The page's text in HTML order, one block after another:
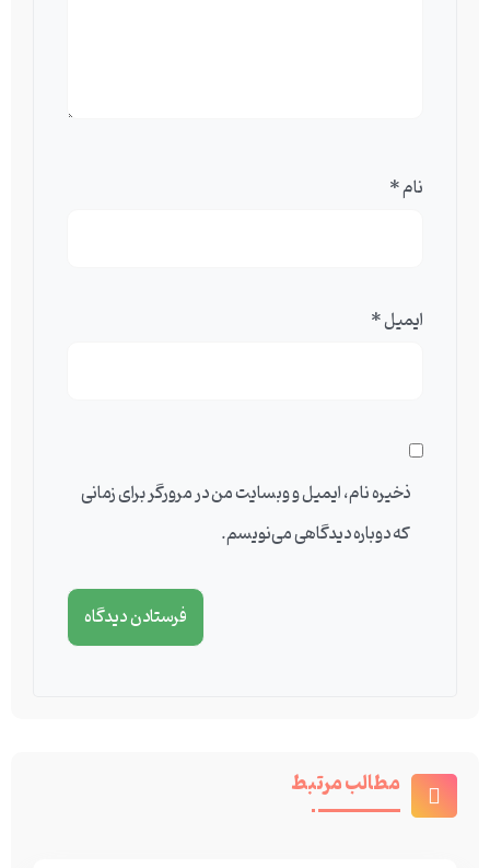
نام*
ایمیل*
ذخیره نام، ایمیل و وبسایت من در مرورگر برای زمانی
که دوباره دیدگاهی می‌نویسم.
مطالب مرتبط